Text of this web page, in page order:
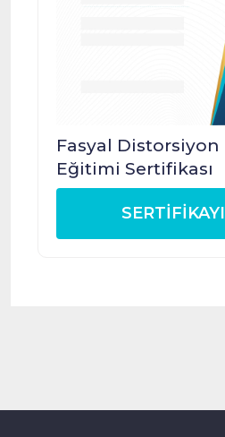
Fasyal Distorsiyon
Eğitimi Sertifikası